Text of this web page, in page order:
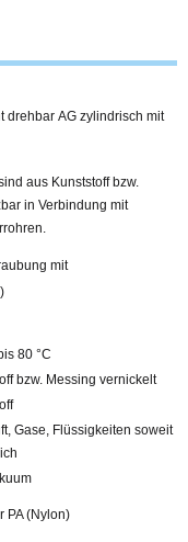
drehbar AG zylindrisch mit
aus Kunststoff bzw.
in Verbindung mit
mit
80 °C
bzw. Messing vernickelt
Gase, Flüssigkeiten soweit
PA (Nylon)